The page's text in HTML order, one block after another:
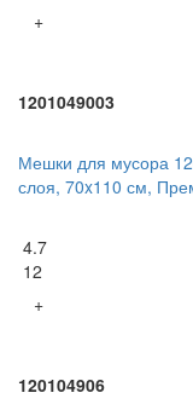
+
1201049003
Мешки для мусора
слоя, 70x110 см,
4.7
12
+
120104906